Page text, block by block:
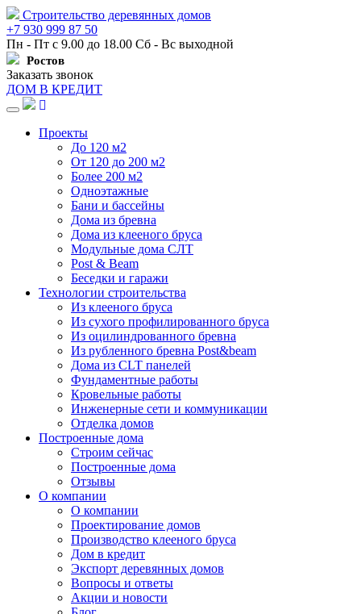
Строительство деревянных домов
+7 930 999 87 50
Пн - Пт с 9.00 до 18.00 Сб - Вс выходной
Ростов
Заказать звонок
ДОМ В КРЕДИТ
Навигация
Проекты
До 120 м2
От 120 до 200 м2
Более 200 м2
Одноэтажные
Бани и бассейны
Дома из бревна
Дома из клееного бруса
Модульные дома СЛТ
Post & Beam
Беседки и гаражи
Технологии строительства
Из клееного бруса
Из сухого профилированного бруса
Из оцилиндрованного бревна
Из рубленного бревна Post&beam
Дома из CLT панелей
Фундаментные работы
Кровельные работы
Инженерные сети и коммуникации
Отделка домов
Построенные дома
Строим сейчас
Построенные дома
Отзывы
О компании
О компании
Проектирование домов
Производство клееного бруса
Дом в кредит
Экспорт деревянных домов
Вопросы и ответы
Акции и новости